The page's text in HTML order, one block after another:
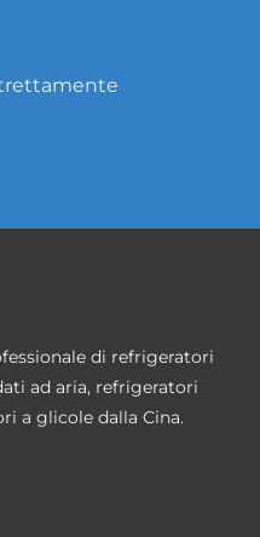
di refrigeratori
ad aria, refrigeratori
a glicole dalla Cina.